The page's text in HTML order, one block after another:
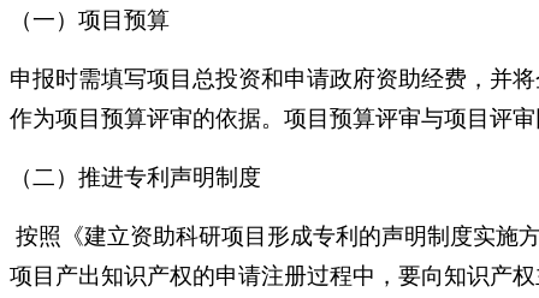
（一）项目预算
申报时需填写项目总投资和申请政府资助经费，并
作为项目预算评审的依据。项目预算评审与项目评
（二）推进专利声明制度
按照《建立资助科研项目形成专利的声明制度实施
项目产出知识产权的申请注册过程中，要向知识产